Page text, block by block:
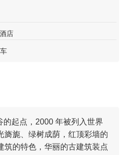
店
的起点，2000 年被列入世界
旖旎、绿树成荫，红顶彩墙的
筑的特色，华丽的古建筑装点